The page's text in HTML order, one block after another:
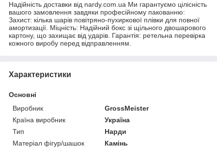
Надійність доставки від nardy.com.ua Ми гарантуємо цілісність
вашого замовлення завдяки професійному пакованню:
Захист: кілька шарів повітряно-пухиркової плівки для повної
амортизації. Міцність: Надійний бокс зі щільного двошарового
картону, що захищає від ударів. Гарантія: ретельна перевірка
кожного виробу перед відправленням.
Характеристики
Основні
Виробник
GrossMeister
Країна виробник
Україна
Тип
Нарди
Матеріал фігур/шашок
Камінь